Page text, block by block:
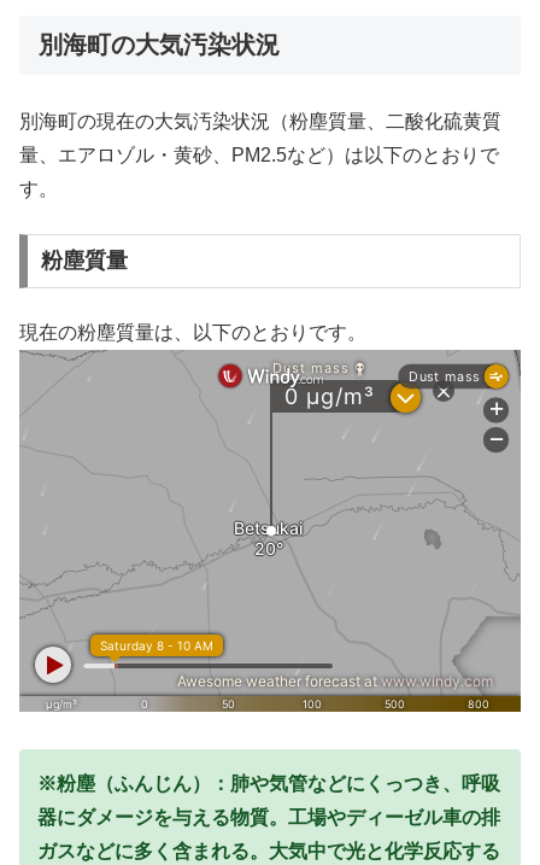
別海町の大気汚染状況
別海町の現在の大気汚染状況（粉塵質量、二酸化硫黄質
量、エアロゾル・黄砂、PM2.5など）は以下のとおりで
す。
粉塵質量
現在の粉塵質量は、以下のとおりです。
※粉塵（ふんじん）：肺や気管などにくっつき、呼吸
器にダメージを与える物質。工場やディーゼル車の排
ガスなどに多く含まれる。大気中で光と化学反応する